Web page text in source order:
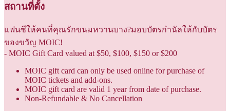
สถานที่ตั้ง
แฟนซีให้คนที่คุณรักขนมหวานบาง?มอบบัตรกำนัลให้กับบัตร
ของขวัญ MOIC!
- MOIC Gift Card valued at $50, $100, $150 or $200
MOIC gift card can only be used online for purchase of
MOIC tickets and add-ons.
MOIC gift card are valid 1 year from date of purchase.
Non-Refundable & No Cancellation